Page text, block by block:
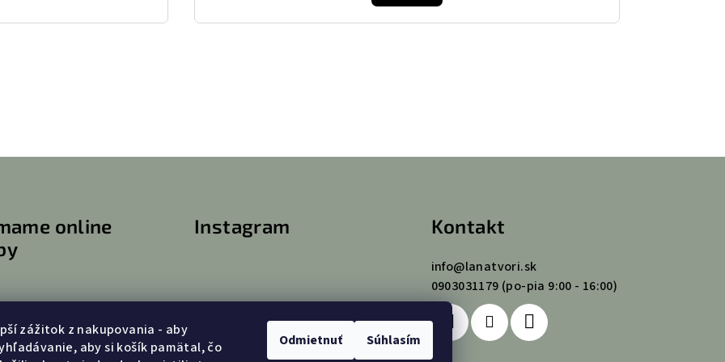
zážitok z nakupovania - aby
aby si košík pamätal, čo
Odmietnuť Súhlasím
online
Instagram Kontakt
info@lanatvori.sk
0903031179 (po-pia 9:00 - 16:00)